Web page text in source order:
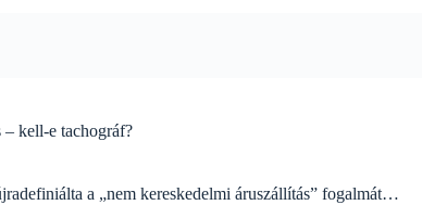
– kell-e tachográf?
a „nem kereskedelmi áruszállítás” fogalmát…